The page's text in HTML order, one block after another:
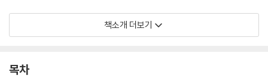
책은 늑구의 시선을 끝까지 따라간다. 늑구에게 바깥세상은 인간이 이미
알고 있는 자연이 아니라, 하나하나 처음 이름 붙여야 하는 낯선 감각의 세
소리로 말을 거는 존재다. 하늘은 네모가 아니며, 빛은 따뜻할 수 있고, 바
책소개 더보기
목차